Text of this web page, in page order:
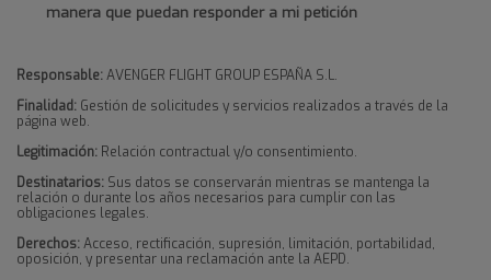
manera que puedan responder a mi petición
Responsable:AVENGER FLIGHT GROUP ESPAÑA S.L.
Finalidad: Gestión de solicitudes y servicios realizados a través de la
página web.
Legitimación: Relación contractual y/o consentimiento.
Destinatarios: Sus datos se conservarán mientras se mantenga la
relación o durante los años necesarios para cumplir con las
obligaciones legales.
Derechos:Acceso, rectificación, supresión, limitación, portabilidad,
oposición, y presentar una reclamación ante la AEPD.